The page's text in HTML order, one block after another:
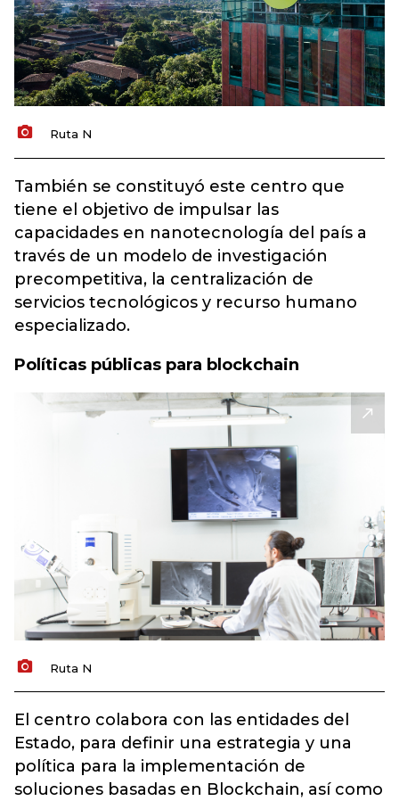
Ruta N
También se constituyó este centro que
tiene el objetivo de impulsar las
capacidades en nanotecnología del país a
través de un modelo de investigación
precompetitiva, la centralización de
servicios tecnológicos y recurso humano
especializado.
Políticas públicas para blockchain
Ruta N
El centro colabora con las entidades del
Estado, para definir una estrategia y una
política para la implementación de
soluciones basadas en Blockchain, así como